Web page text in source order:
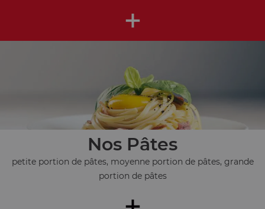
+
Nos Pâtes
petite portion de pâtes, moyenne portion de pâtes, grande
portion de pâtes